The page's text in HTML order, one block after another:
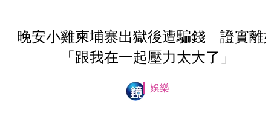
晚安小雞柬埔寨出獄後遭騙錢 證實離
「跟我在一起壓力太大了」
娛樂